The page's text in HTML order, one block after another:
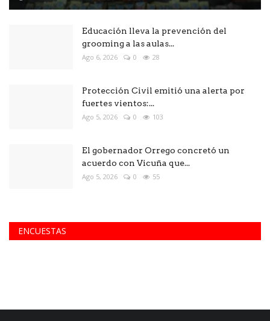
Educación lleva la prevención del
grooming a las aulas...
Ago 6, 2026 0 28
Protección Civil emitió una alerta por
fuertes vientos:...
Ago 5, 2026 0 103
El gobernador Orrego concretó un
acuerdo con Vicuña que...
Ago 5, 2026 0 55
ENCUESTAS